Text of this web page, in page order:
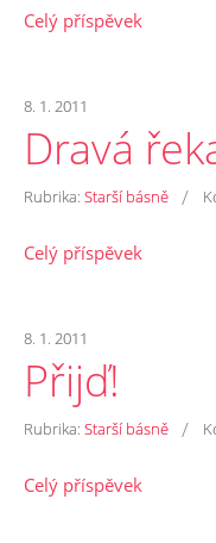
Celý příspěvek
8. 1. 2011
Dravá
Rubrika: Starší básně /
Celý příspěvek
8. 1. 2011
Přijď!
Rubrika: Starší básně /
Celý příspěvek